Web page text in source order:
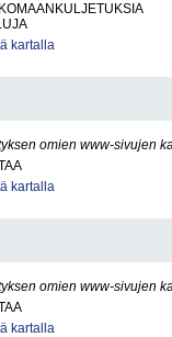
kartalla
omien www-sivujen
kartalla
omien www-sivujen
kartalla